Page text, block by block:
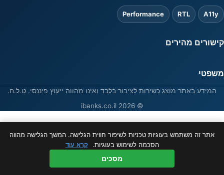
A11y
RTL
Performance
קישורים מהירים
משפטי
המידע באתר מוצג כשירות לציבור בלבד ואינו מהווה ייעוץ פיננסי. ט.ל.ח.
© 2026 ibanks.co.il
אתר זה משתמש בעוגיות טכניות לשיפור חווית הגלישה. המשך הגלישה מהווה
הסכמה לשימוש בעוגיות.
קרא עוד
מסכים